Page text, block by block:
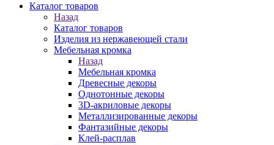
Каталог товаров
Назад
Каталог товаров
Изделия из нержавеющей стали
Мебельная кромка
Назад
Мебельная кромка
Древесные декоры
Однотонные декоры
3D-акриловые декоры
Металлизированные декоры
Фантазийные декоры
Клей-расплав